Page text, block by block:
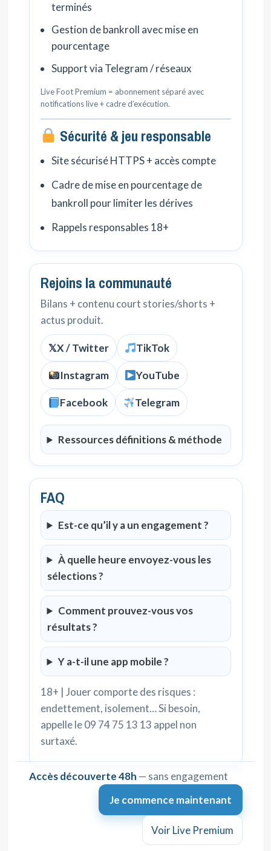
terminés
Gestion de bankroll avec mise en
pourcentage
Support via Telegram / réseaux
Live Foot Premium = abonnement séparé avec
notifications live + cadre d’exécution.
Sécurité & jeu responsable
Site sécurisé HTTPS + accès compte
Cadre de mise en pourcentage de
bankroll pour limiter les dérives
Rappels responsables 18+
Rejoins la communauté
Bilans + contenu court stories/shorts +
actus produit.
𝕏X / Twitter TikTok
Instagram YouTube
Facebook Telegram
Ressources définitions & méthode
FAQ
Est-ce qu’il y a un engagement ?
À quelle heure envoyez-vous les
sélections ?
Comment prouvez-vous vos
résultats ?
Y a-t-il une app mobile ?
18+ | Jouer comporte des risques :
endettement, isolement… Si besoin,
appelle le 09 74 75 13 13 appel non
surtaxé.
Accès découverte 48h — sans engagement
Je commence maintenant
Voir Live Premium